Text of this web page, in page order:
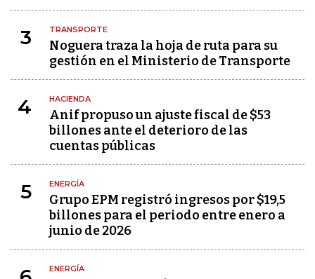
3 TRANSPORTE
Noguera traza la hoja de ruta para su
gestión en el Ministerio de Transporte
4 HACIENDA
Anif propuso un ajuste fiscal de $53
billones ante el deterioro de las
cuentas públicas
5 ENERGÍA
Grupo EPM registró ingresos por $19,5
billones para el periodo entre enero a
junio de 2026
ENERGÍA